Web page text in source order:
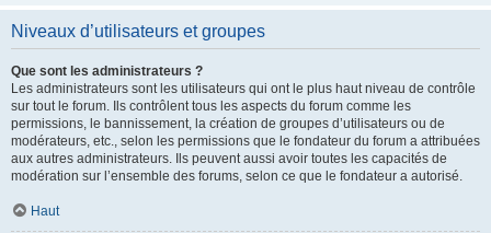
Niveaux d’utilisateurs et groupes
Que sont les administrateurs ?
Les administrateurs sont les utilisateurs qui ont le plus haut niveau de contrôle
sur tout le forum. Ils contrôlent tous les aspects du forum comme les
permissions, le bannissement, la création de groupes d’utilisateurs ou de
modérateurs, etc., selon les permissions que le fondateur du forum a attribuées
aux autres administrateurs. Ils peuvent aussi avoir toutes les capacités de
modération sur l’ensemble des forums, selon ce que le fondateur a autorisé.
Haut